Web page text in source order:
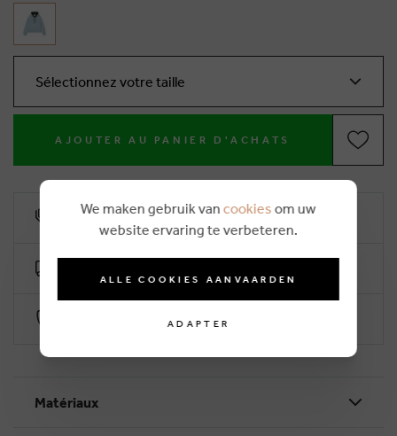
Sélectionnez votre taille
AJOUTER AU PANIER D'ACHATS
10% remise de fidélité
Paiement sécurisé par Worldline
Matériaux
We maken gebruik van cookies om uw
website ervaring te verbeteren.
ALLE COOKIES AANVAARDEN
ADAPTER